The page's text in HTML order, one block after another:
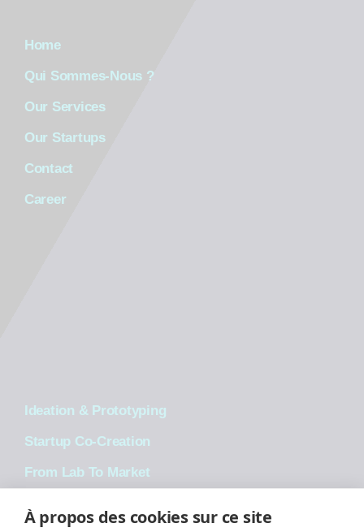
Home
Qui Sommes-Nous ?
Our Services
Our Startups
Contact
Career
Ideation & Prototyping
Startup Co-Creation
From Lab To Market
À propos des cookies sur ce site